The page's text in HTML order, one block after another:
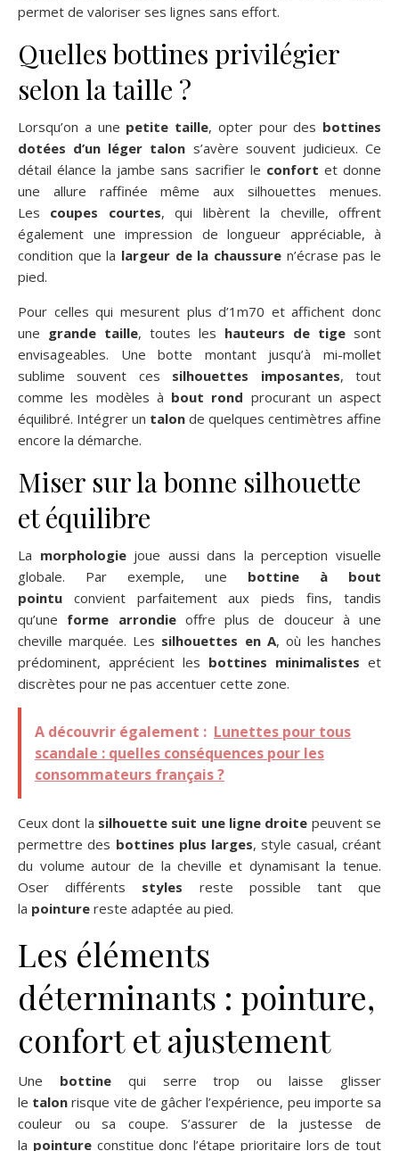
permet de valoriser ses lignes sans effort.
Quelles bottines privilégier
selon la taille ?
Lorsqu’on a une petite taille, opter pour des bottines
dotées d’un léger talon s’avère souvent judicieux. Ce
détail élance la jambe sans sacrifier le confort et donne
une allure raffinée même aux silhouettes menues.
Les coupes courtes, qui libèrent la cheville, offrent
également une impression de longueur appréciable, à
condition que la largeur de la chaussure n’écrase pas le
pied.
Pour celles qui mesurent plus d’1m70 et affichent donc
une grande taille, toutes les hauteurs de tige sont
envisageables. Une botte montant jusqu’à mi-mollet
sublime souvent ces silhouettes imposantes, tout
comme les modèles à bout rond procurant un aspect
équilibré. Intégrer un talon de quelques centimètres affine
encore la démarche.
Miser sur la bonne silhouette
et équilibre
La morphologiejoue aussi dans la perception visuelle
globale. Par exemple, une bottine à bout
pointu convient parfaitement aux pieds fins, tandis
qu’une forme arrondieoffre plus de douceur à une
cheville marquée. Les silhouettes en A, où les hanches
prédominent, apprécient les bottines minimalistes et
discrètes pour ne pas accentuer cette zone.
A découvrir également : Lunettes pour tous
scandale : quelles conséquences pour les
consommateurs français ?
Ceux dont la silhouette suit une ligne droite peuvent se
permettre des bottines plus larges, style casual, créant
du volume autour de la cheville et dynamisant la tenue.
Oser différents styles reste possible tant que
la pointure reste adaptée au pied.
Les éléments
déterminants : pointure,
confort et ajustement
Une bottinequi serre trop ou laisse glisser
le talon risque vite de gâcher l’expérience, peu importe sa
couleur ou sa coupe. S’assurer de la justesse de
la pointureconstitue donc l’étape prioritaire lors de tout